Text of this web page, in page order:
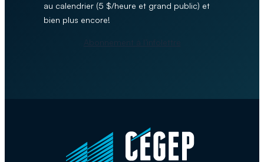
au calendrier (5 $/heure et grand public) et
bien plus encore!
Abonnement à l’infolettre